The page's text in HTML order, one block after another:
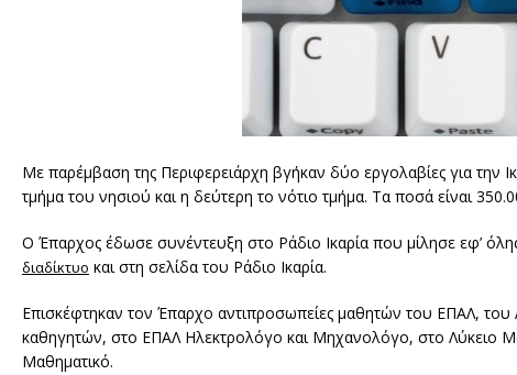
Με παρέμβαση της Περιφερειάρχη βγήκαν δύο εργολαβίες για την
τμήμα του νησιού και η δεύτερη το νότιο τμήμα. Τα ποσά είναι
Ο Έπαρχος έδωσε συνέντευξη στο Ράδιο Ικαρία που μίλησε εφ’
διαδίκτυο και στη σελίδα του Ράδιο Ικαρία.
Επισκέφτηκαν τον Έπαρχο αντιπροσωπείες μαθητών του ΕΠΑΛ,
καθηγητών, στο ΕΠΑΛ Ηλεκτρολόγο και Μηχανολόγο, στο Λύκειο
Μαθηματικό.